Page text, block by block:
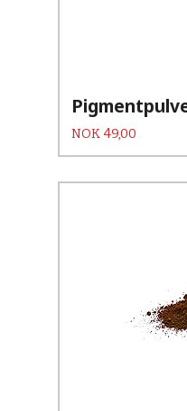
Pris
NOK 49,00